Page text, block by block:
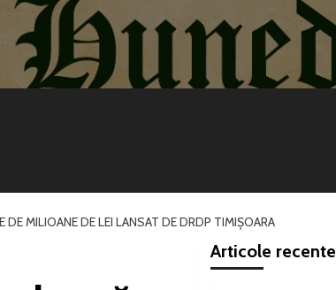
MILIOANE DE LEI LANSAT DE DRDP TIMIȘOARA
Articole recente